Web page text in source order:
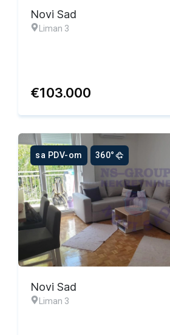
Novi Sad
Liman 3
€103.000
sa PDV-om 360°
Novi Sad
Liman 3